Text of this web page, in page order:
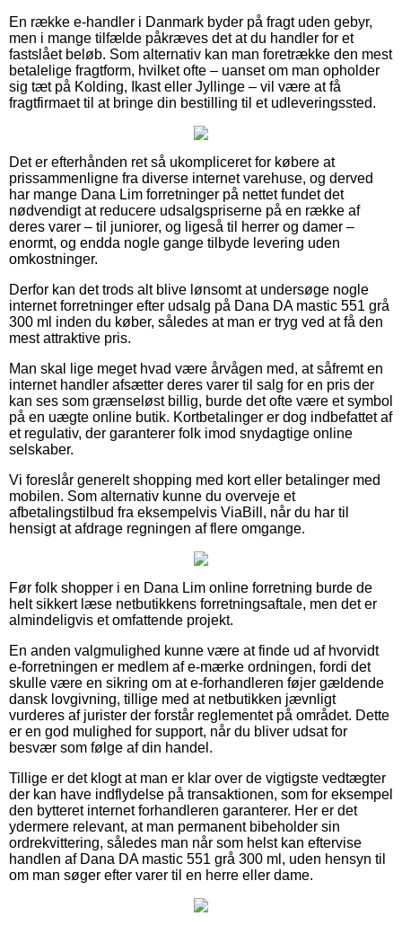
En række e-handler i Danmark byder på fragt uden gebyr,
men i mange tilfælde påkræves det at du handler for et
fastslået beløb. Som alternativ kan man foretrække den mest
betalelige fragtform, hvilket ofte – uanset om man opholder
sig tæt på Kolding, Ikast eller Jyllinge – vil være at få
fragtfirmaet til at bringe din bestilling til et udleveringssted.
Det er efterhånden ret så ukompliceret for købere at
prissammenligne fra diverse internet varehuse, og derved
har mange Dana Lim forretninger på nettet fundet det
nødvendigt at reducere udsalgspriserne på en række af
deres varer – til juniorer, og ligeså til herrer og damer –
enormt, og endda nogle gange tilbyde levering uden
omkostninger.
Derfor kan det trods alt blive lønsomt at undersøge nogle
internet forretninger efter udsalg på Dana DA mastic 551 grå
300 ml inden du køber, således at man er tryg ved at få den
mest attraktive pris.
Man skal lige meget hvad være årvågen med, at såfremt en
internet handler afsætter deres varer til salg for en pris der
kan ses som grænseløst billig, burde det ofte være et symbol
på en uægte online butik. Kortbetalinger er dog indbefattet af
et regulativ, der garanterer folk imod snydagtige online
selskaber.
Vi foreslår generelt shopping med kort eller betalinger med
mobilen. Som alternativ kunne du overveje et
afbetalingstilbud fra eksempelvis ViaBill, når du har til
hensigt at afdrage regningen af flere omgange.
Før folk shopper i en Dana Lim online forretning burde de
helt sikkert læse netbutikkens forretningsaftale, men det er
almindeligvis et omfattende projekt.
En anden valgmulighed kunne være at finde ud af hvorvidt
e-forretningen er medlem af e-mærke ordningen, fordi det
skulle være en sikring om at e-forhandleren føjer gældende
dansk lovgivning, tillige med at netbutikken jævnligt
vurderes af jurister der forstår reglementet på området. Dette
er en god mulighed for support, når du bliver udsat for
besvær som følge af din handel.
Tillige er det klogt at man er klar over de vigtigste vedtægter
der kan have indflydelse på transaktionen, som for eksempel
den bytteret internet forhandleren garanterer. Her er det
ydermere relevant, at man permanent bibeholder sin
ordrekvittering, således man når som helst kan eftervise
handlen af Dana DA mastic 551 grå 300 ml, uden hensyn til
om man søger efter varer til en herre eller dame.